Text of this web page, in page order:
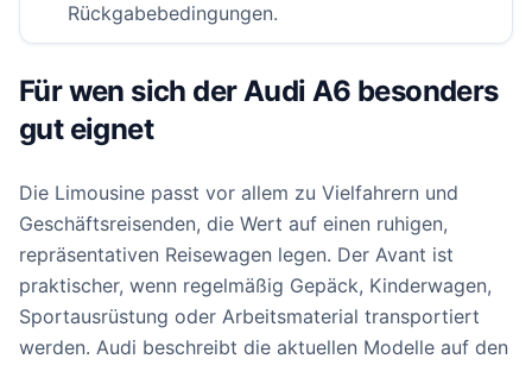
Rückgabebedingungen.
Für wen sich der Audi A6 besonders
gut eignet
Die Limousine passt vor allem zu Vielfahrern und
Geschäftsreisenden, die Wert auf einen ruhigen,
repräsentativen Reisewagen legen. Der Avant ist
praktischer, wenn regelmäßig Gepäck, Kinderwagen,
Sportausrüstung oder Arbeitsmaterial transportiert
werden. Audi beschreibt die aktuellen Modelle auf den